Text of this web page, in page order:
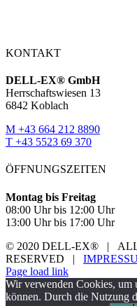
KONTAKT
DELL-EX® GmbH
Herrschaftswiesen 13
6842 Koblach
M +43 664 212 8890
T +43 5523 69 370
ÖFFNUNGSZEITEN
Montag bis Freitag
08:00 Uhr bis 12:00 Uhr
13:00 Uhr bis 17:00 Uhr
© 2020 DELL-EX® | ALL
RESERVED |
Facebook
YouTube
Page load link
Wir verwenden Cookies, um
können. Durch die Nutzung